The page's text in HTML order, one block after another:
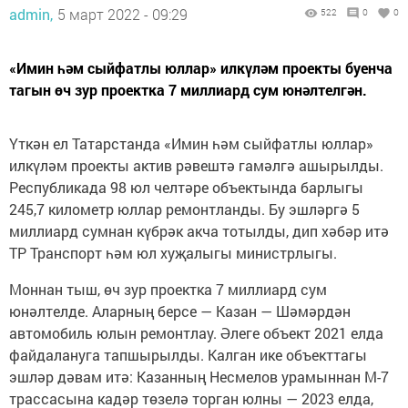
admin, 5 март 2022 - 09:29 522 0 0
«Имин һәм сыйфатлы юллар» илкүләм проекты буенча
тагын өч зур проектка 7 миллиард сум юнәлтелгән.
Үткән ел Татарстанда «Имин һәм сыйфатлы юллар»
илкүләм проекты актив рәвештә гамәлгә ашырылды.
Республикада 98 юл челтәре объектында барлыгы
245,7 километр юллар ремонтланды. Бу эшләргә 5
миллиард сумнан күбрәк акча тотылды, дип хәбәр итә
ТР Транспорт һәм юл хуҗалыгы министрлыгы.
Моннан тыш, өч зур проектка 7 миллиард сум
юнәлтелде. Аларның берсе — Казан — Шәмәрдән
автомобиль юлын ремонтлау. Әлеге объект 2021 елда
файдалануга тапшырылды. Калган ике объекттагы
эшләр дәвам итә: Казанның Несмелов урамыннан М-7
трассасына кадәр төзелә торган юлны — 2023 елда,